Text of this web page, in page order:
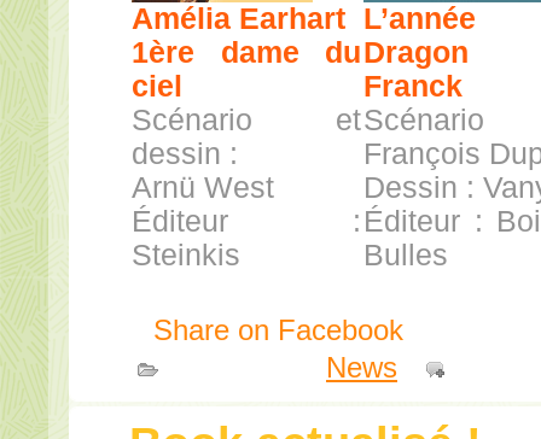
Amélia Earhart
1ère dame du
ciel
Scénario et
dessin :
Arnü West
Éditeur :
Steinkis
Dragon
Franck
François
Dessin :
Éditeur :
Bulles
Share on Facebook
News